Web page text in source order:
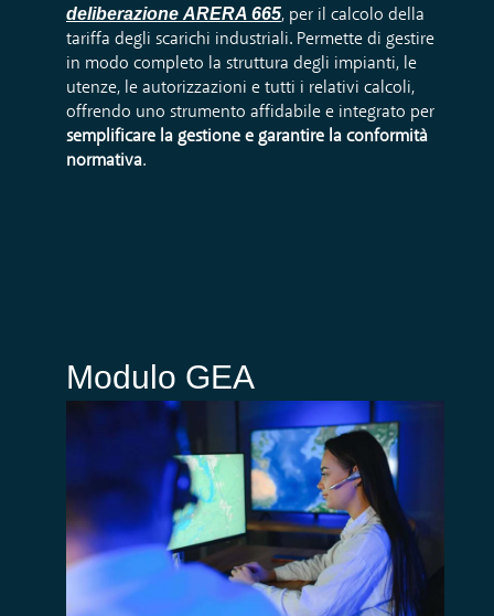
deliberazione ARERA 665, per il calcolo della
tariffa degli scarichi industriali. Permette di gestire
in modo completo la struttura degli impianti, le
utenze, le autorizzazioni e tutti i relativi calcoli,
offrendo uno strumento affidabile e integrato per
semplificare la gestione e garantire la conformità
normativa.
Modulo GEA